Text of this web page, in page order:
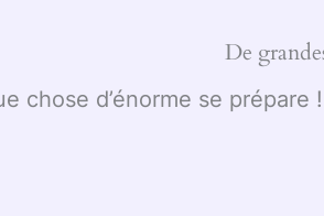
De
chose d’énorme se